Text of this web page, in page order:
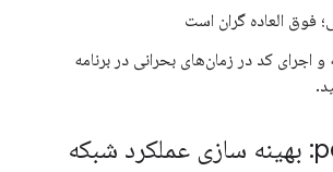
فوق العاده گران است
اجرای کد در زمان‌های بحرانی در برنامه